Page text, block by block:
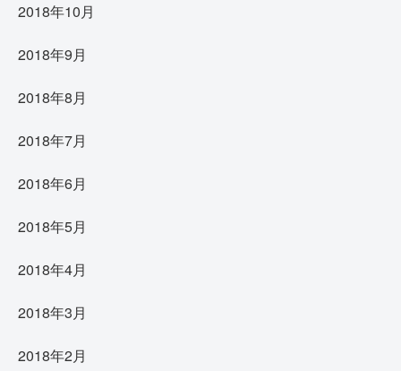
2018年10月
2018年9月
2018年8月
2018年7月
2018年6月
2018年5月
2018年4月
2018年3月
2018年2月